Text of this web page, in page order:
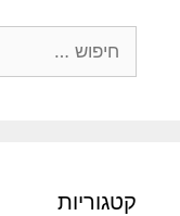
קטגוריות